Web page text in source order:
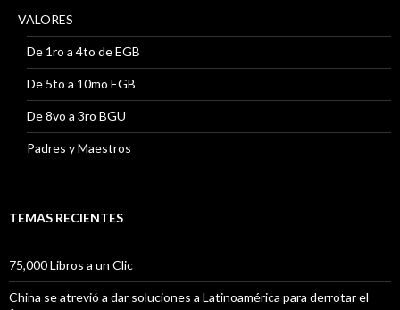
VALORES
De 1ro a 4to de EGB
De 5to a 10mo EGB
De 8vo a 3ro BGU
Padres y Maestros
TEMAS RECIENTES
75,000 Libros a un Clic
China se atrevió a dar soluciones a Latinoamérica para derrotar el